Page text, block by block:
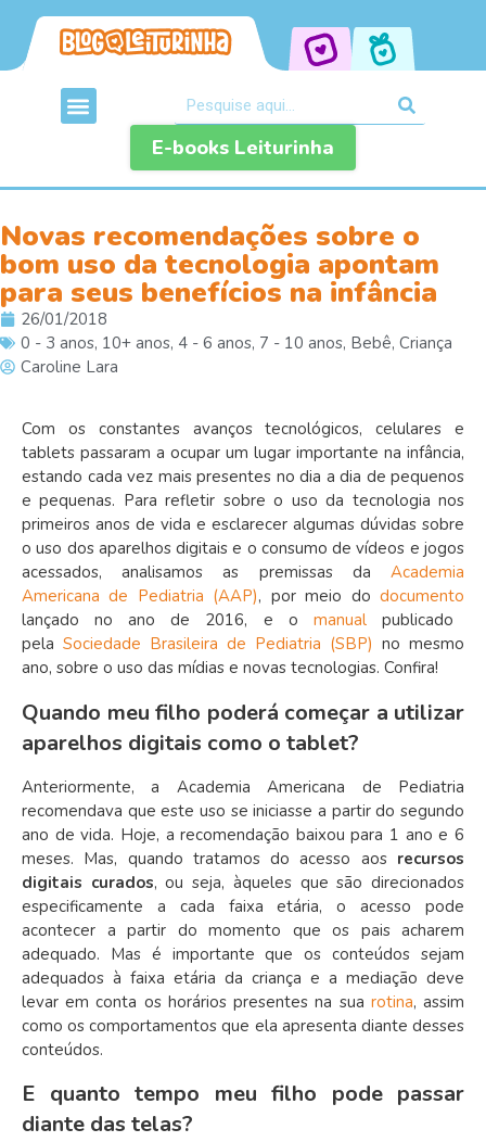
E-books Leiturinha
Novas recomendações sobre o
bom uso da tecnologia apontam
para seus benefícios na infância
26/01/2018
0 - 3 anos, 10+ anos, 4 - 6 anos, 7 - 10 anos, Bebê, Criança
Caroline Lara
Com os constantes avanços tecnológicos, celulares e
tablets passaram a ocupar um lugar importante na infância,
estando cada vez mais presentes no dia a dia de pequenos
e pequenas. Para refletir sobre o uso da tecnologia nos
primeiros anos de vida e esclarecer algumas dúvidas sobre
o uso dos aparelhos digitais e o consumo de vídeos e jogos
acessados, analisamos as premissas da Academia
Americana de Pediatria (AAP), por meio dodocumento
lançado no ano de 2016, e o manualpublicado
pela Sociedade Brasileira de Pediatria (SBP) no mesmo
ano, sobre o uso das mídias e novas tecnologias. Confira!
Quando meu filho poderá começar a utilizar
aparelhos digitais como o tablet?
Anteriormente, a Academia Americana de Pediatria
recomendava que este uso se iniciasse a partir do segundo
ano de vida. Hoje, a recomendação baixou para 1 ano e 6
meses. Mas, quando tratamos do acesso aos recursos
digitais curados, ou seja, àqueles que são direcionados
especificamente a cada faixa etária, o acesso pode
acontecer a partir do momento que os pais acharem
adequado. Mas é importante que os conteúdos sejam
adequados à faixa etária da criança e a mediação deve
levar em conta os horários presentes na sua rotina, assim
como os comportamentos que ela apresenta diante desses
conteúdos.
E quanto tempo meu filho pode passar
diante das telas?